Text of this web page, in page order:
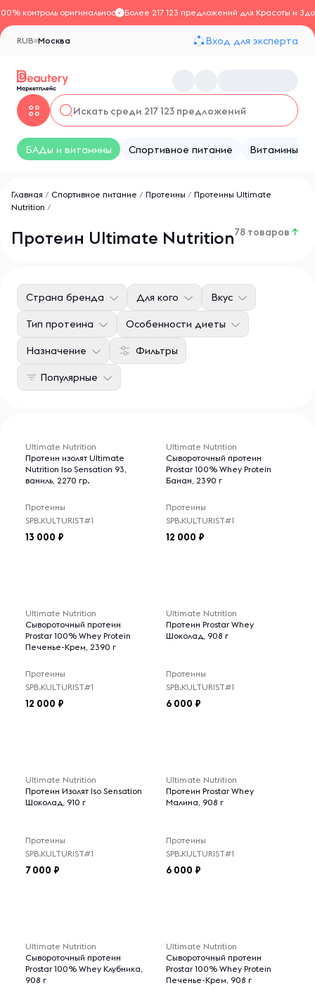
контроль оригинальностиБолее 217 123 предложений для Красоты и
Москва
RUB Вход для эксперта
БАДы и витамины Спортивное питание Витамины
Главная / Спортивное питание / Протеины / Протеины Ultimate
Nutrition /
Протеин Ultimate Nutrition78 товаров ↑
Фильтры
Страна бренда Для кого Вкус
Тип протеина Особенности диеты
Назначение
Популярные
Ultimate Nutrition
Протеин изолят Ultimate
Nutrition Iso Sensation 93,
ваниль, 2270 гр.
Протеины
SPB.KULTURIST#1
13 000
Ultimate Nutrition
Сывороточный протеин
Prostar 100% Whey Protein
Банан, 2390 г
Протеины
SPB.KULTURIST#1
12 000
Ultimate Nutrition
Сывороточный протеин
Prostar 100% Whey Protein
Печенье-Крем, 2390 г
Протеины
SPB.KULTURIST#1
12 000
Ultimate Nutrition
Протеин Prostar Whey
Шоколад, 908 г
Протеины
SPB.KULTURIST#1
6 000
Ultimate Nutrition
Протеин Изолят Iso Sensation
Шоколад, 910 г
Протеины
SPB.KULTURIST#1
7 000
Ultimate Nutrition
Протеин Prostar Whey
Малина, 908 г
Протеины
SPB.KULTURIST#1
6 000
Ultimate Nutrition
Сывороточный протеин
Prostar 100% Whey Клубника,
908 г
Ultimate Nutrition
Сывороточный протеин
Prostar 100% Whey Protein
Печенье-Крем, 908 г